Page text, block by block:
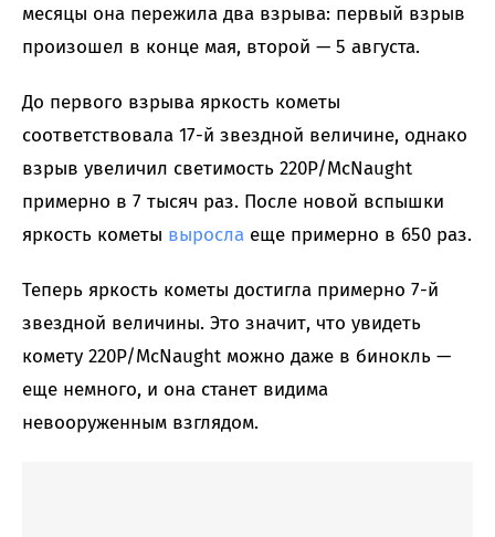
месяцы она пережила два взрыва: первый взрыв
произошел в конце мая, второй — 5 августа.
До первого взрыва яркость кометы
соответствовала 17-й звездной величине, однако
взрыв увеличил светимость 220P/McNaught
примерно в 7 тысяч раз. После новой вспышки
яркость кометы выросла еще примерно в 650 раз.
Теперь яркость кометы достигла примерно 7-й
звездной величины. Это значит, что увидеть
комету 220P/McNaught можно даже в бинокль —
еще немного, и она станет видима
невооруженным взглядом.